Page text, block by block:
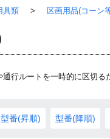
具類 > 区画用品(コーン
行ルートを一時的に区切
型番(昇順) 型番(降順)